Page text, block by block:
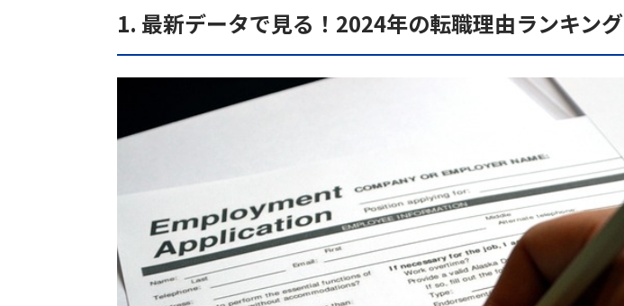
1. 最新データで見る！2024年の転職理由ランキング